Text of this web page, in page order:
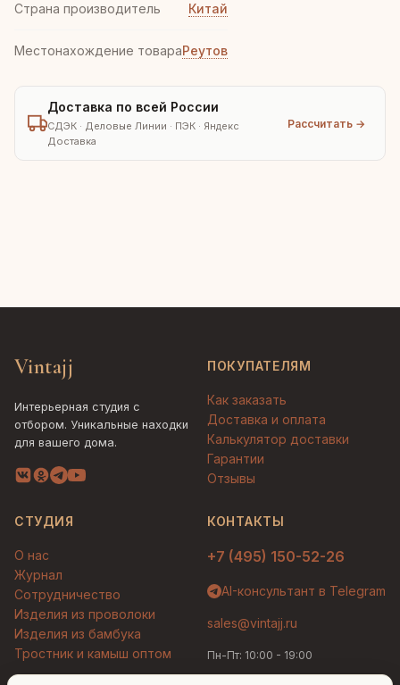
Страна производитель Китай
Местонахождение товараРеутов
Доставка по всей России
СДЭК · Деловые Линии · ПЭК · Яндекс
Доставка
Рассчитать →
Vintajj
Интерьерная студия с
отбором. Уникальные находки
для вашего дома.
ПОКУПАТЕЛЯМ
Как заказать
Доставка и оплата
Калькулятор доставки
Гарантии
Отзывы
СТУДИЯ
О нас
Журнал
Сотрудничество
Изделия из проволоки
Изделия из бамбука
Тростник и камыш оптом
КОНТАКТЫ
+7 (495) 150-52-26
AI-консультант в Telegram
sales@vintajj.ru
Пн-Пт: 10:00 - 19:00
Людмила